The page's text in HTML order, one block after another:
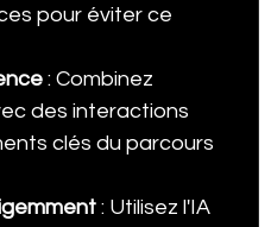
pour éviter ce
: Combinez
des interactions
clés du parcours
: Utilisez l'IA